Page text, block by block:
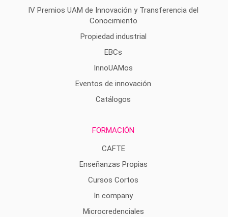
IV Premios UAM de Innovación y Transferencia del
Conocimiento
Propiedad industrial
EBCs
InnoUAMos
Eventos de innovación
Catálogos
FORMACIÓN
CAFTE
Enseñanzas Propias
Cursos Cortos
In company
Microcredenciales